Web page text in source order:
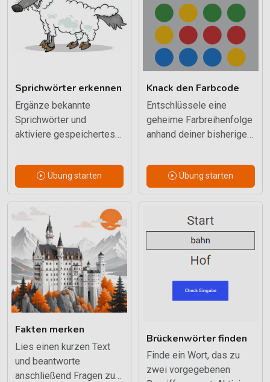
Sprichwörter erkennen
Ergänze bekannte
Sprichwörter und
aktiviere gespeichertes
Besonders geeignet für
Erwachsene und
Senioren.
Übung starten
Knack den Farbcode
Entschlüssele eine
geheime Farbreihenfolge
anhand deiner bisherigen
anspruchsvolles Spiel für
Planung und Gedächtnis.
Übung starten
Fakten merken
Lies einen kurzen Text
und beantworte
anschließend Fragen zu
Brückenwörter finden
Finde ein Wort, das zu
zwei vorgegebenen